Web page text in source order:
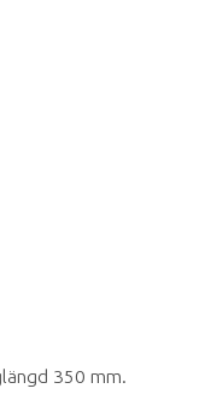
350 mm.